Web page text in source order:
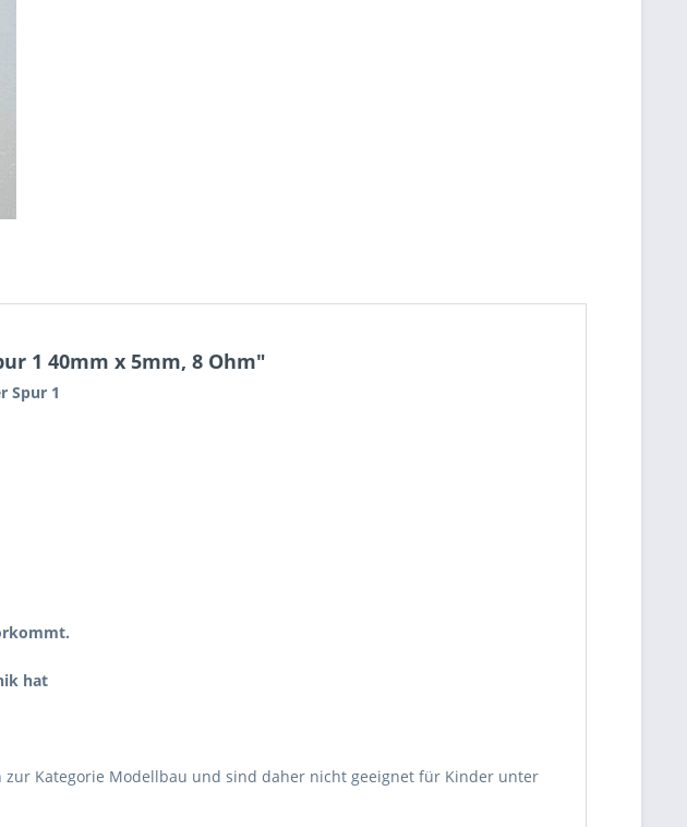
1 40mm x 5mm, 8 Ohm"
Spur 1
hat
Kategorie Modellbau und sind daher nicht geeignet für Kinder unter